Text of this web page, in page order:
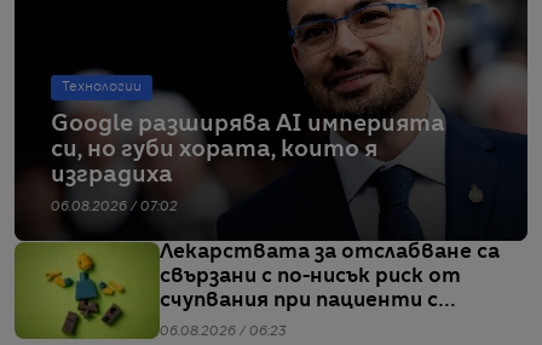
Технологии
Google разширява AI империята
си, но губи хората, които я
изградиха
06.08.2026 / 07:02
Лекарствата за отслабване са
свързани с по-нисък риск от
счупвания при пациенти с
диабет, сочи проучване
06.08.2026 / 06:23